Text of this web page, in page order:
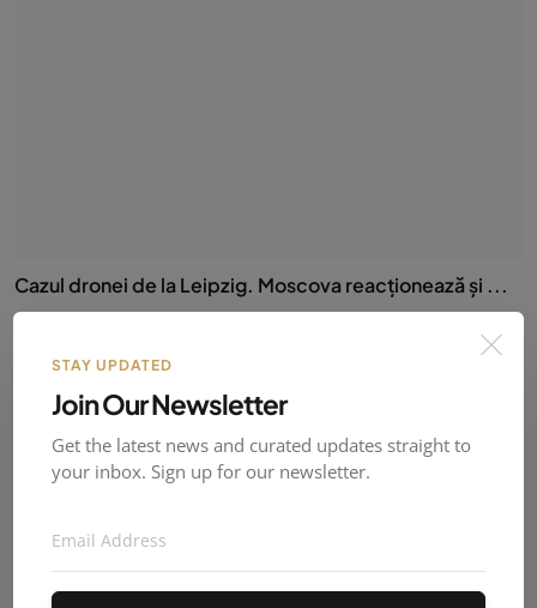
Cazul dronei de la Leipzig. Moscova reacționează și ...
QWER
STAY UPDATED
Join Our Newsletter
Get the latest news and curated updates straight to
your inbox. Sign up for our newsletter.